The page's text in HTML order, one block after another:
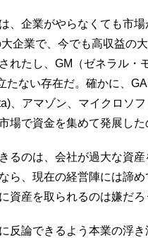
、企業がやらなくても市場
企業で、今でも高収益の
れたし、GM（ゼネラル・
たない存在だ。確かに、
、アマゾン、マイクロソ
場で資金を集めて発展した
るのは、会社が過大な資
ら、現在の経営陣には諦
資産を取られるのは嫌だろ
反論できるよう本業の浮